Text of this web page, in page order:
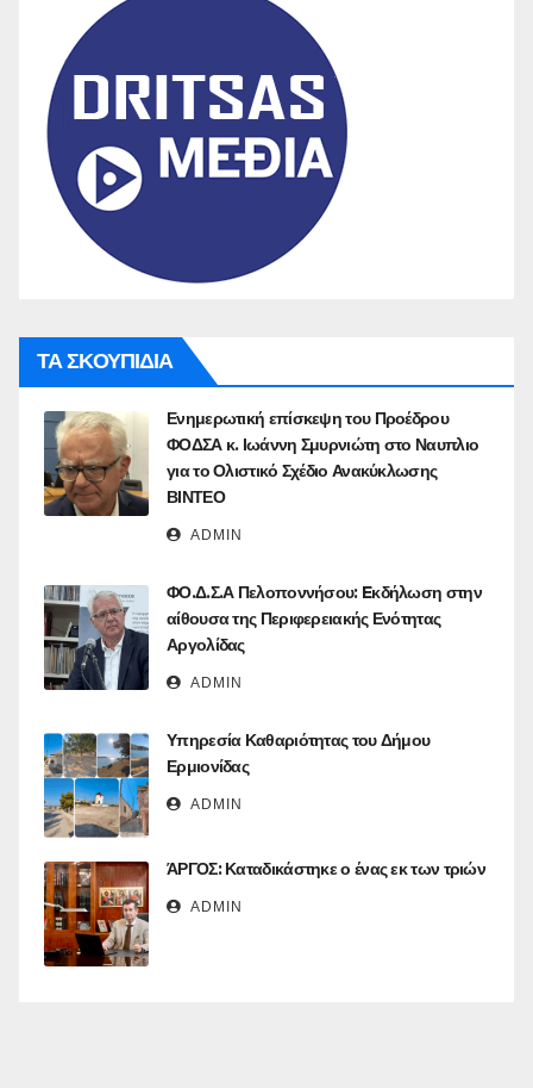
ΤΑ ΣΚΟΥΠΙΔΙΑ
Ενημερωτική επίσκεψη του Προέδρου
ΦΟΔΣΑ κ. Ιωάννη Σμυρνιώτη στο Ναυπλιο
για το Ολιστικό Σχέδιο Ανακύκλωσης
ΒΙΝΤΕΟ
ADMIN
ΦΟ.Δ.Σ.Α Πελοποννήσου: Eκδήλωση στην
αίθουσα της Περιφερειακής Ενότητας
Αργολίδας
ADMIN
Υπηρεσία Καθαριότητας του Δήμου
Ερμιονίδας
ADMIN
ΆΡΓΟΣ: Καταδικάστηκε ο ένας εκ των τριών
ADMIN